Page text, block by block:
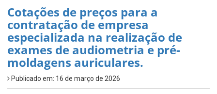
Cotações de preços para a
contratação de empresa
especializada na realização de
exames de audiometria e pré-
moldagens auriculares.
Publicado em: 16 de março de 2026